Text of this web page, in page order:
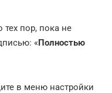
тех пор, пока не
«Полностью
в меню настройки